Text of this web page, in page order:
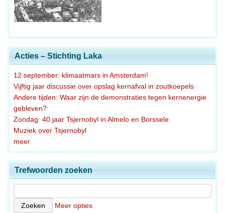
Acties – Stichting Laka
12 september: klimaatmars in Amsterdam!
Vijftig jaar discussie over opslag kernafval in zoutkoepels
Andere tijden: Waar zijn de demonstraties tegen kernenergie
gebleven?
Zondag: 40 jaar Tsjernobyl in Almelo en Borssele
Muziek over Tsjernobyl
meer
Trefwoorden zoeken
Meer opties